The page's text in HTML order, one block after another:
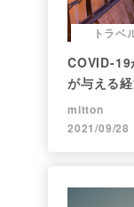
トラベ
COVID-19
が与える
mitton
2021/09/28